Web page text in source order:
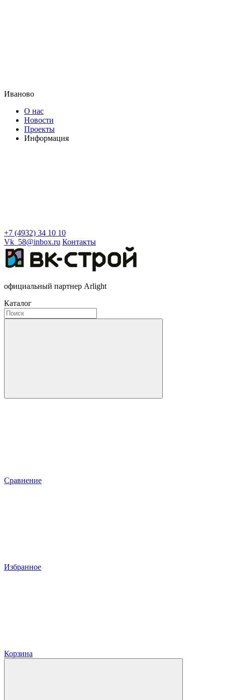
Иваново
О нас
Новости
Проекты
Информация
+7 (4932) 34 10 10
Vk_58@inbox.ru Контакты
официальный партнер Arlight
Каталог
Сравнение
Избранное
Корзина